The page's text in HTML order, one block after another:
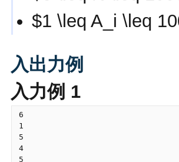
$1 \leq A_i \leq
入出力例
入力例 1
6
1
5
4
5